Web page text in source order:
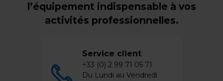
l’équipement indispensable à vos
activités professionnelles.
Service client
+33 (0) 2 99 71 05 71
Du Lundi au Vendredi